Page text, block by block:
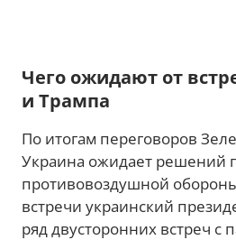
Чего ожидают от
и Трампа
По итогам переговоров
Украина ожидает решений
противовоздушной
встречи украинский
ряд двусторонних встреч с